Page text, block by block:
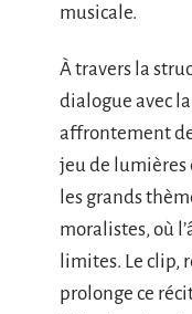
musicale.
À travers la
dialogue avec
affrontement
jeu de lumières
les grands
moralistes, où
limites. Le clip,
prolonge ce